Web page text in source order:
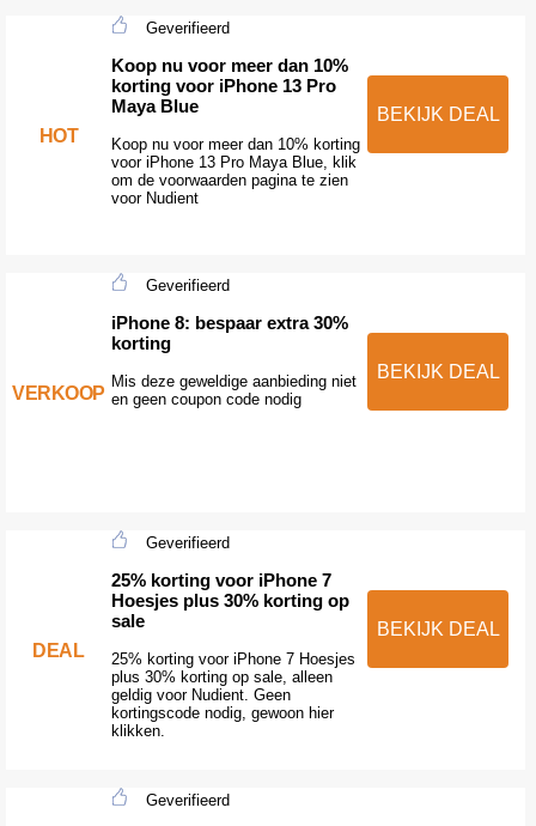
HOT
Geverifieerd
Koop nu voor meer dan 10%
korting voor iPhone 13 Pro
Maya Blue
Koop nu voor meer dan 10% korting
voor iPhone 13 Pro Maya Blue, klik
om de voorwaarden pagina te zien
voor Nudient
BEKIJK DEAL
VERKOOP
Geverifieerd
iPhone 8: bespaar extra 30%
korting
Mis deze geweldige aanbieding niet
en geen coupon code nodig
BEKIJK DEAL
DEAL
Geverifieerd
25% korting voor iPhone 7
Hoesjes plus 30% korting op
sale
25% korting voor iPhone 7 Hoesjes
plus 30% korting op sale, alleen
geldig voor Nudient. Geen
kortingscode nodig, gewoon hier
klikken.
BEKIJK DEAL
Geverifieerd